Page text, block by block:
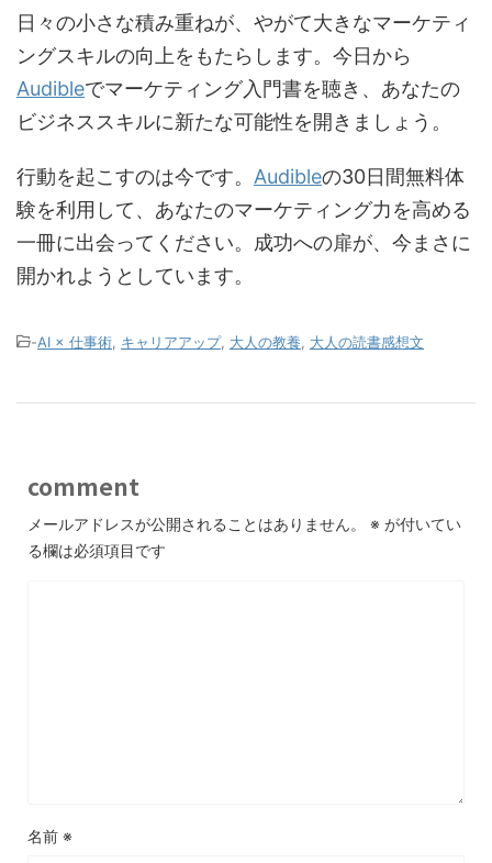
日々の小さな積み重ねが、やがて大きなマーケティ
ングスキルの向上をもたらします。今日から
Audibleでマーケティング入門書を聴き、あなたの
ビジネススキルに新たな可能性を開きましょう。
行動を起こすのは今です。 Audibleの30日間無料体
験を利用して、あなたのマーケティング力を高める
一冊に出会ってください。成功への扉が、今まさに
開かれようとしています。
-AI × 仕事術 キャリアアップ, 大人の教養 大人の読書感想文
comment
メールアドレスが公開されることはありません。 ※ が付いてい
る欄は必須項目です
名前 ※